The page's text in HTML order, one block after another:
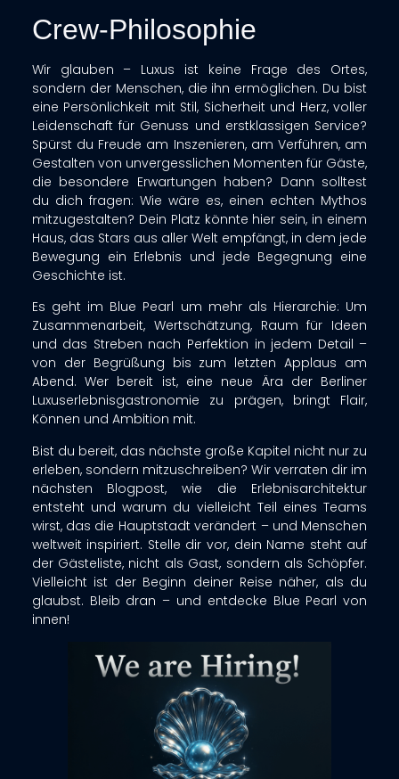
Crew-Philosophie
Wir glauben – Luxus ist keine Frage des Ortes,
sondern der Menschen, die ihn ermöglichen. Du bist
eine Persönlichkeit mit Stil, Sicherheit und Herz, voller
Leidenschaft für Genuss und erstklassigen Service?
Spürst du Freude am Inszenieren, am Verführen, am
Gestalten von unvergesslichen Momenten für Gäste,
die besondere Erwartungen haben? Dann solltest
du dich fragen: Wie wäre es, einen echten Mythos
mitzugestalten? Dein Platz könnte hier sein, in einem
Haus, das Stars aus aller Welt empfängt, in dem jede
Bewegung ein Erlebnis und jede Begegnung eine
Geschichte ist.
Es geht im Blue Pearl um mehr als Hierarchie: Um
Zusammenarbeit, Wertschätzung, Raum für Ideen
und das Streben nach Perfektion in jedem Detail –
von der Begrüßung bis zum letzten Applaus am
Abend. Wer bereit ist, eine neue Ära der Berliner
Luxuserlebnisgastronomie zu prägen, bringt Flair,
Können und Ambition mit.
Bist du bereit, das nächste große Kapitel nicht nur zu
erleben, sondern mitzuschreiben? Wir verraten dir im
nächsten Blogpost, wie die Erlebnisarchitektur
entsteht und warum du vielleicht Teil eines Teams
wirst, das die Hauptstadt verändert – und Menschen
weltweit inspiriert. Stelle dir vor, dein Name steht auf
der Gästeliste, nicht als Gast, sondern als Schöpfer.
Vielleicht ist der Beginn deiner Reise näher, als du
glaubst. Bleib dran – und entdecke Blue Pearl von
innen!